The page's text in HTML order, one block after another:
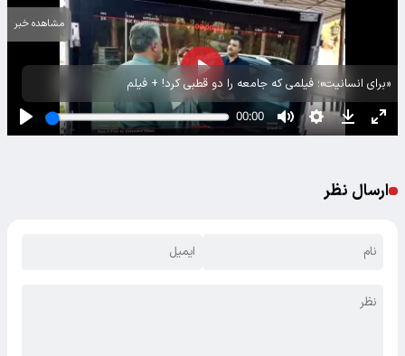
«برای انسانیت»؛ فیلمی که جامعه را دو قطبی کرد! + فیلم
مشاهده خبر
ارسال نظر